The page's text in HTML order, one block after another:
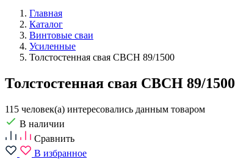
Главная
Каталог
Винтовые сваи
Усиленные
Толстостенная свая СВСН 89/1500
Толстостенная свая СВСН 89/1500
115 человек(а) интересовались данным товаром
В наличии
Сравнить
В избранное